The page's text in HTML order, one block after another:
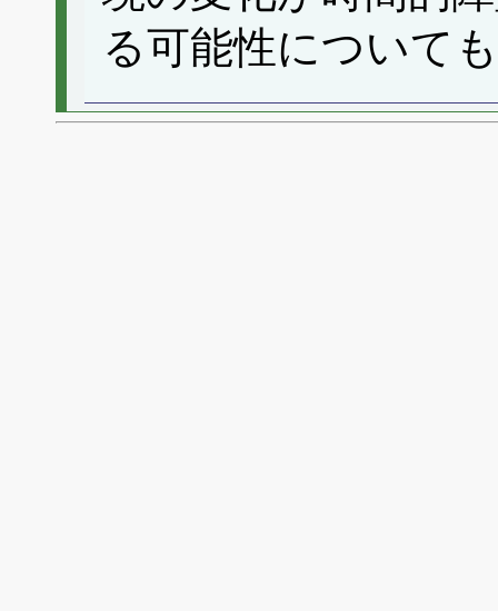
る可能性について